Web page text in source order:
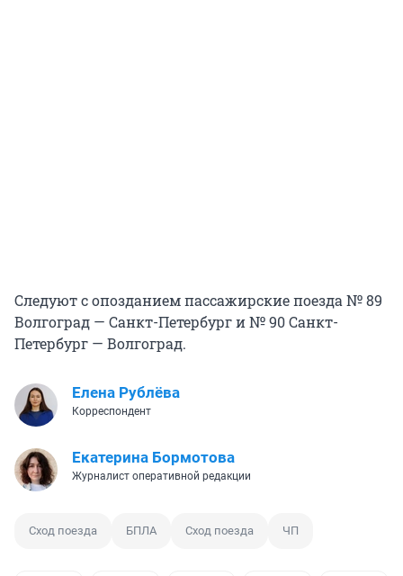
Следуют с опозданием пассажирские поезда № 89
Волгоград — Санкт-Петербург и № 90 Санкт-
Петербург — Волгоград.
Елена Рублёва
Корреспондент
Екатерина Бормотова
Журналист оперативной редакции
Сход поезда БПЛА Сход поезда ЧП